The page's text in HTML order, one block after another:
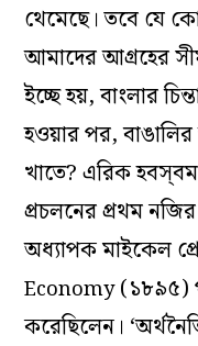
থেমেছে। তবে যে
আমাদের আগ্রহের
ইচ্ছে হয়, বাংলার
হওয়ার পর,
খাতে? এরিক হবস্‌বম
প্রচলনের প্রথম
অধ্যাপক মাইকেল
Economy(১৮৯৫)
করেছিলেন।